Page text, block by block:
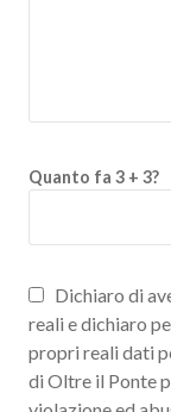
Quanto fa 3 + 3?
Dichiaro di
reali e dichiaro
propri reali dati
di Oltre il Ponte